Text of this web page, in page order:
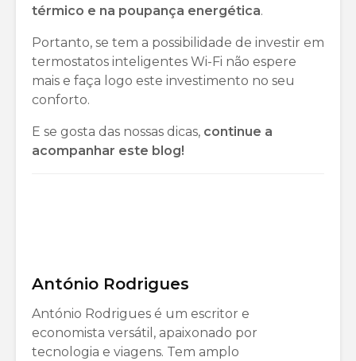
térmico e na poupança energética.
Portanto, se tem a possibilidade de investir em
termostatos inteligentes Wi-Fi não espere
mais e faça logo este investimento no seu
conforto.
E se gosta das nossas dicas, continue a
acompanhar este blog!
António Rodrigues
António Rodrigues é um escritor e
economista versátil, apaixonado por
tecnologia e viagens. Tem amplo